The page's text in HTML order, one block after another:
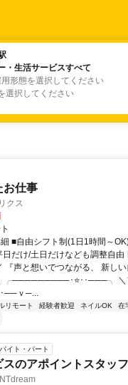
・生活サービスすべて
形態を選択してください
選択してください
・生活サービスすべて
お仕事
クス
■自由シフト制(1日1時間～
だけ/土日だけなども調整自
『声と想いでつながる、 新し
╭─────────･⭐･･───╮ ＼
──ｖ─...
リモート 経験者歓迎 ネイルOK 在
イト・パート
スのアポイントスタッフ